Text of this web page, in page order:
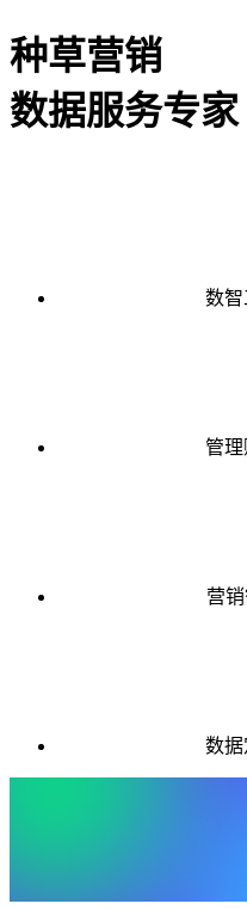
种草营销
数据服务专家
数
管
营
数据